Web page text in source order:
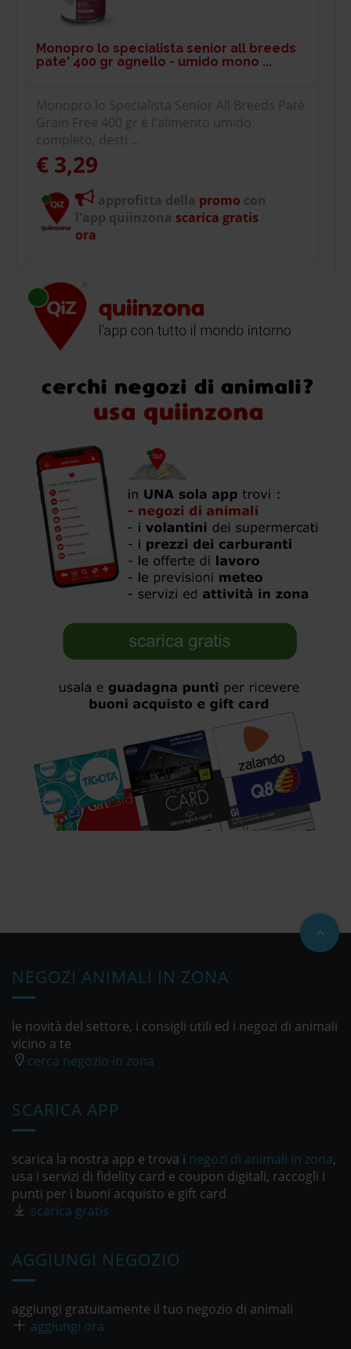
Monopro lo specialista senior all breeds
pate' 400 gr agnello - umido mono ...
Monopro lo Specialista Senior All Breeds Patè
Grain Free 400 gr è l'alimento umido
completo, desti ...
€ 3,29
approfitta della promo con
l'app quiinzona scarica gratis
ora
NEGOZI ANIMALI IN ZONA
le novità del settore, i consigli utili ed i negozi di animali
vicino a te
cerca negozio in zona
SCARICA APP
scarica la nostra app e trova i negozi di animali in zona,
usa i servizi di fidelity card e coupon digitali, raccogli i
punti per i buoni acquisto e gift card
scarica gratis
AGGIUNGI NEGOZIO
aggiungi gratuitamente il tuo negozio di animali
aggiungi ora